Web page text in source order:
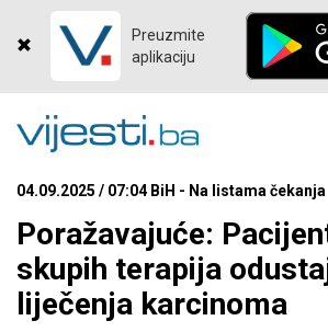
Preuzmite
aplikaciju
04.09.2025 / 07:04 BiH - Na listama čekanja
Poražavajuće:
skupih terapija
liječenja karcinoma